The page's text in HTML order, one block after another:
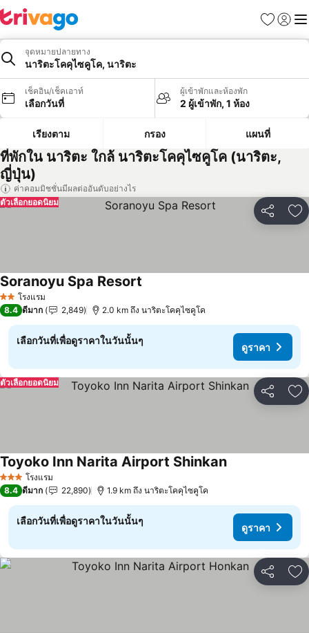
รายการโป
เข้าสู่ร
เมนู
จุดหมายปลายทาง
นาริตะโคคุไซคูโค, นาริตะ
เช็คอิน/เช็คเอาท์
เลือกวันที่
ผู้เข้าพักและห้องพัก
2 ผู้เข้าพัก, 1 ห้อง
เรียงตาม กรอง แผนที่
ที่พักใน นาริตะ ใกล้ นาริตะโคคุไซคูโค (นาริตะ,
ญี่ปุ่น)
ค่าคอมมิชชั่นมีผลต่ออันดับอย่างไร
แชร์ เ
ตัวเลือกยอดนิยม
2 ดาวโรงแรม
Soranoyu Spa Resort
8.4 ดีมาก 2,849 2.0 km ถึง นาริตะโคคุไซคูโค
เลือกวันที่เพื่อดูราคาในวันนั้นๆ
ดูราคา
แชร์ เ
ตัวเลือกยอดนิยม
3 ดาว โรงแรม
Toyoko Inn Narita Airport Shinkanดูราคา
8.4 ดีมาก 22,890 1.9 km ถึง นาริตะโคคุไซคูโค
เลือกวันที่เพื่อดูราคาในวันนั้นๆ
ดูราคา
แชร์ เ